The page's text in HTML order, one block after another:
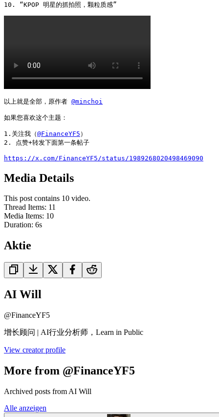
10. “KPOP 明星的抓拍照，颗粒质感”
以上就是全部，原作者 @minchoi
如果您喜欢这个主题：
1.关注我（@FinanceYF5 ）
2. 点赞+转发下面第一条帖子
https://x.com/FinanceYF5/status/1989268020498469090
Media Details
This post contains 10 video.
Thread Items: 11
Media Items: 10
Duration: 6s
Aktie
AI Will
@FinanceYF5
增长顾问 | AI行业分析师，Learn in Public
View creator profile
More from @FinanceYF5
Archived posts from AI Will
Alle anzeigen